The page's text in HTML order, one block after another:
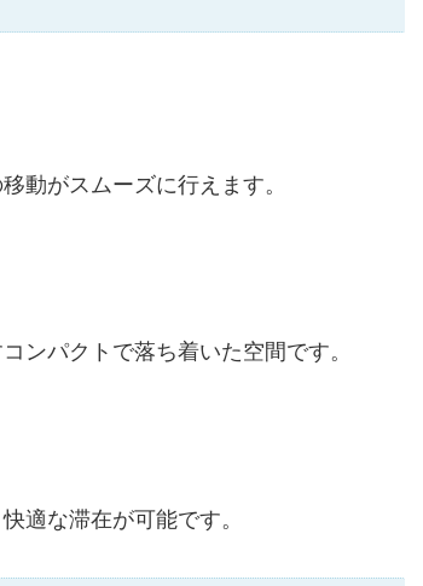
動がスムーズに行えます。
ンパクトで落ち着いた空間です。
適な滞在が可能です。